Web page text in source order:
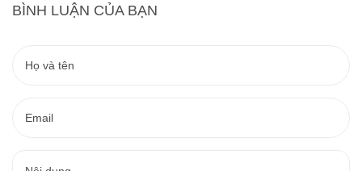
BÌNH LUẬN CỦA BẠN